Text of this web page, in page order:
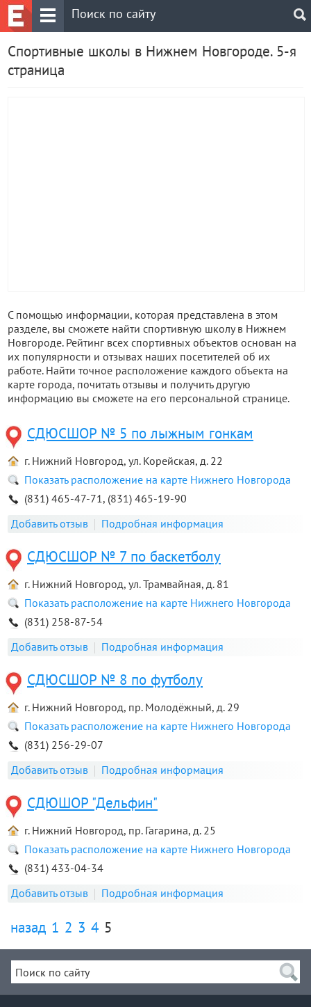
Спортивные школы в Нижнем Новгороде. 5-я
страница
С помощью информации, которая представлена в этом
разделе, вы сможете найти спортивную школу в Нижнем
Новгороде. Рейтинг всех спортивных объектов основан на
их популярности и отзывах наших посетителей об их
работе. Найти точное расположение каждого объекта на
карте города, почитать отзывы и получить другую
информацию вы сможете на его персональной странице.
СДЮСШОР № 5 по лыжным гонкам
г. Нижний Новгород, ул. Корейская, д. 22
Показать расположение на карте Нижнего Новгорода
(831) 465-47-71, (831) 465-19-90
Добавить отзыв
Подробная информация
СДЮСШОР № 7 по баскетболу
г. Нижний Новгород, ул. Трамвайная, д. 81
Показать расположение на карте Нижнего Новгорода
(831) 258-87-54
Добавить отзыв
Подробная информация
СДЮСШОР № 8 по футболу
г. Нижний Новгород, пр. Молодёжный, д. 29
Показать расположение на карте Нижнего Новгорода
(831) 256-29-07
Добавить отзыв
Подробная информация
СДЮШОР "Дельфин"
г. Нижний Новгород, пр. Гагарина, д. 25
Показать расположение на карте Нижнего Новгорода
(831) 433-04-34
Добавить отзыв
Подробная информация
назад 1 2 3 4 5